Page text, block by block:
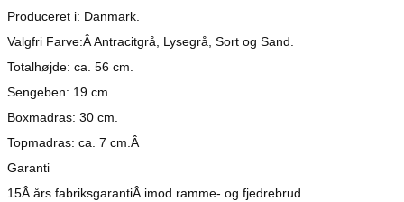
Produceret i: Danmark.
Valgfri Farve:Â Antracitgrå, Lysegrå, Sort og Sand.
Totalhøjde: ca. 56 cm.
Sengeben: 19 cm.
Boxmadras: 30 cm.
Topmadras: ca. 7 cm.Â
Garanti
15Â års fabriksgarantiÂ imod ramme- og fjedrebrud.